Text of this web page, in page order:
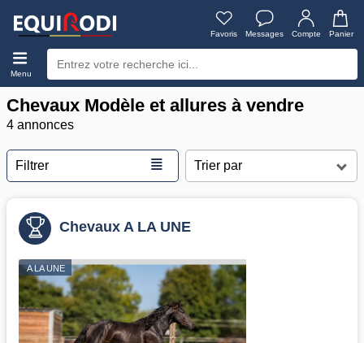
Favoris Messages Compte Panier
Menu
Chevaux Modèle et allures à vendre
4 annonces
Filtrer ≣
Chevaux A LA UNE
A LA UNE